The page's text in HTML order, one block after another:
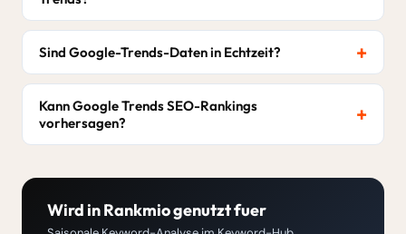
Sind Google-Trends-Daten in Echtzeit?
Kann Google Trends SEO-Rankings
vorhersagen?
Wird in Rankmio genutzt fuer